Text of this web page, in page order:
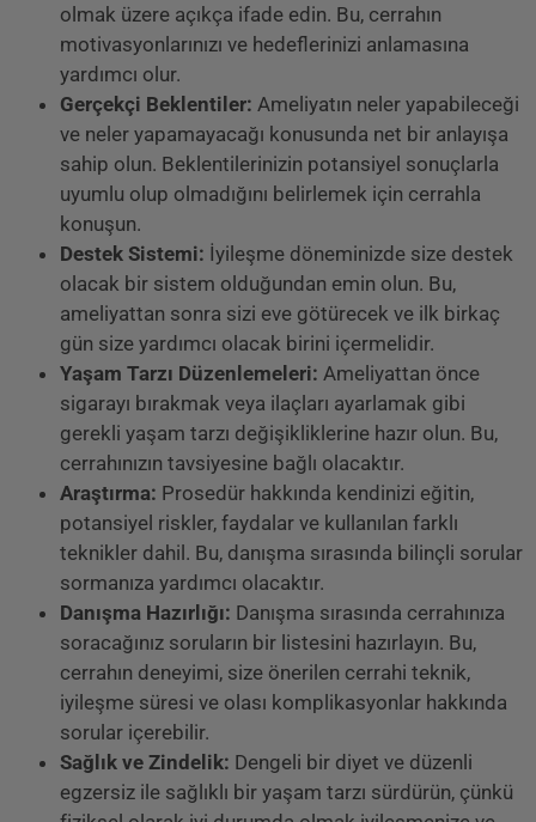
olmak üzere açıkça ifade edin. Bu, cerrahın
motivasyonlarınızı ve hedeflerinizi anlamasına
yardımcı olur.
Gerçekçi Beklentiler: Ameliyatın neler yapabileceği
ve neler yapamayacağı konusunda net bir anlayışa
sahip olun. Beklentilerinizin potansiyel sonuçlarla
uyumlu olup olmadığını belirlemek için cerrahla
konuşun.
Destek Sistemi: İyileşme döneminizde size destek
olacak bir sistem olduğundan emin olun. Bu,
ameliyattan sonra sizi eve götürecek ve ilk birkaç
gün size yardımcı olacak birini içermelidir.
Yaşam Tarzı Düzenlemeleri: Ameliyattan önce
sigarayı bırakmak veya ilaçları ayarlamak gibi
gerekli yaşam tarzı değişikliklerine hazır olun. Bu,
cerrahınızın tavsiyesine bağlı olacaktır.
Araştırma: Prosedür hakkında kendinizi eğitin,
potansiyel riskler, faydalar ve kullanılan farklı
teknikler dahil. Bu, danışma sırasında bilinçli sorular
sormanıza yardımcı olacaktır.
Danışma Hazırlığı: Danışma sırasında cerrahınıza
soracağınız soruların bir listesini hazırlayın. Bu,
cerrahın deneyimi, size önerilen cerrahi teknik,
iyileşme süresi ve olası komplikasyonlar hakkında
sorular içerebilir.
Sağlık ve Zindelik: Dengeli bir diyet ve düzenli
egzersiz ile sağlıklı bir yaşam tarzı sürdürün, çünkü